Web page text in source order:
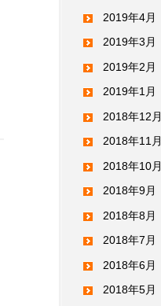
2019年4月
2019年3月
2019年2月
2019年1月
2018年12月
2018年11月
2018年10月
2018年9月
2018年8月
2018年7月
2018年6月
2018年5月